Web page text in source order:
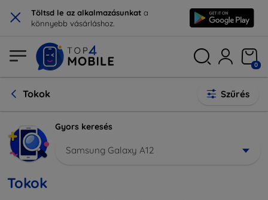
× Töltsd le az alkalmazásunkat a
könnyebb vásárláshoz.
0
Tokok Szűrés
Gyors keresés
Samsung Galaxy A12
Tokok